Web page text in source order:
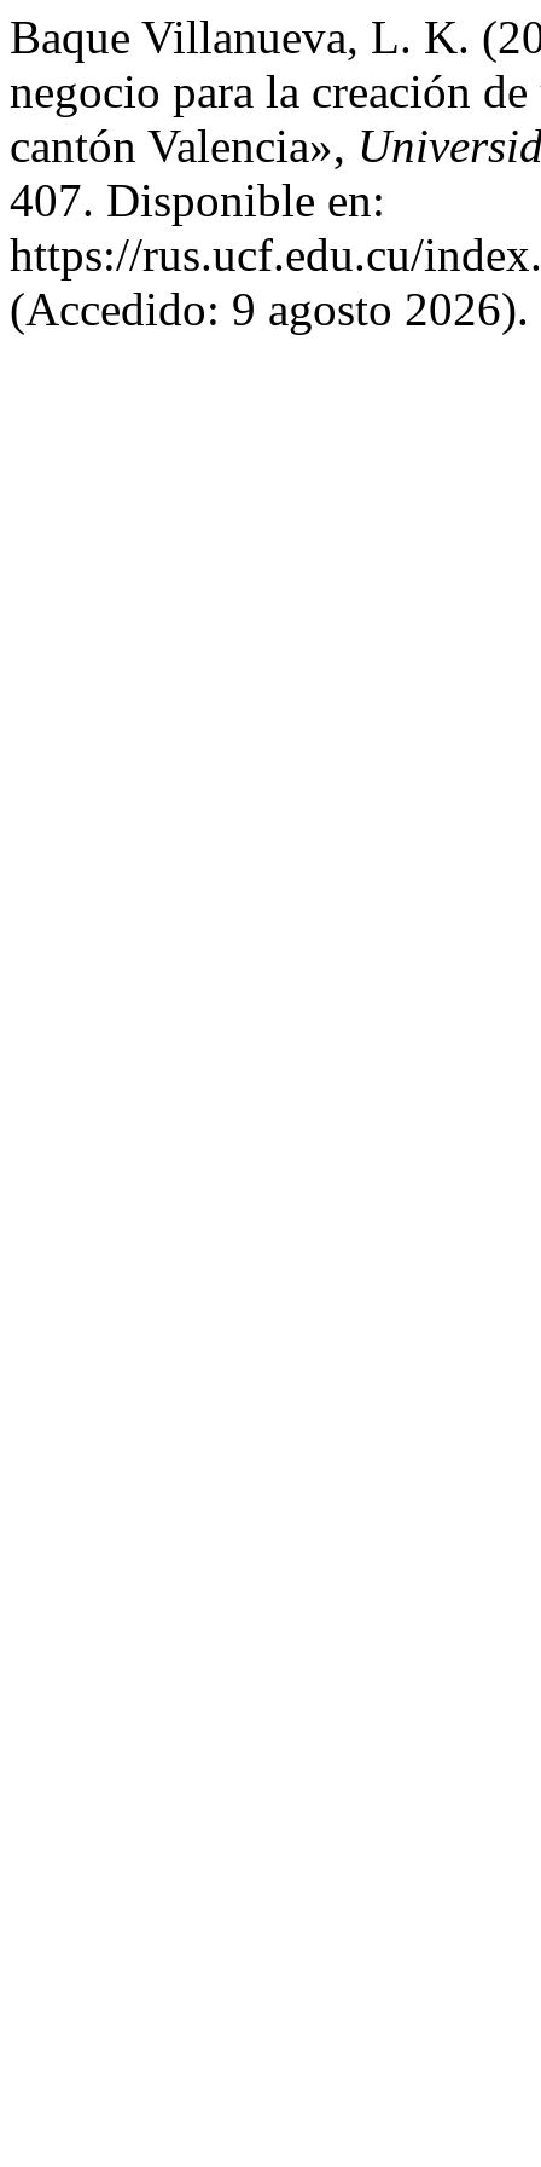
Baque Villanueva, L. K.
negocio para la creación
cantón Valencia»,
407. Disponible en:
https://rus.ucf.edu.cu/
(Accedido: 9 agosto 2026).